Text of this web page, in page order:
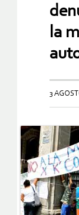
la
3